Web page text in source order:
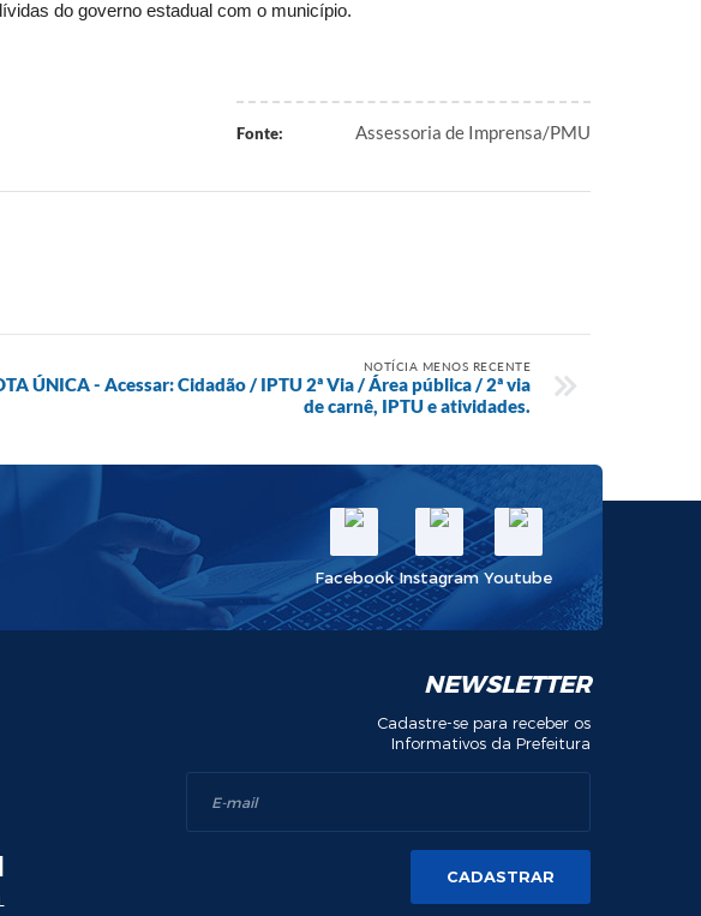
do governo estadual com o município.
Fonte: Assessoria de Imprensa/PMU
NOTÍCIA MENOS RECENTE
ÚNICA - Acessar: Cidadão / IPTU 2ª Via / Área pública / 2ª via
de carnê, IPTU e atividades.
Facebook Instagram Youtube
NEWSLETTER
Cadastre-se para receber os
Informativos da Prefeitura
CADASTRAR